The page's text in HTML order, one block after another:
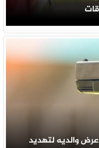
والديه لتهديد